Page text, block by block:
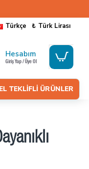
Türkçe ₺ Türk Lirası
Hesabım
Giriş Yap / Üye Ol
TEKLIFLI ÜRÜNLER